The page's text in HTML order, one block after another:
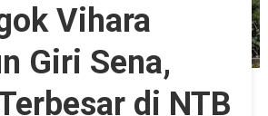
Vihara
Giri Sena,
di NTB